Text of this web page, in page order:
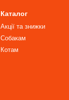
Каталог
Акції та знижки
Собакам
Котам